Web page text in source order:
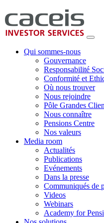
Qui sommes-nous
Gouvernance
Responsabilité
Conformité et
Où nous trouver
Nous rejoindre
Pôle Grandes
Nous connaître
Pensions Centre
Nos valeurs
Media room
Actualités
Publications
Evénements
Dans la presse
Communiqués de
Videos
Webinars
Academy for